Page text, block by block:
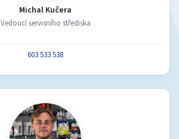
Michal Kučera
Vedoucí servisního střediska
603 533 538